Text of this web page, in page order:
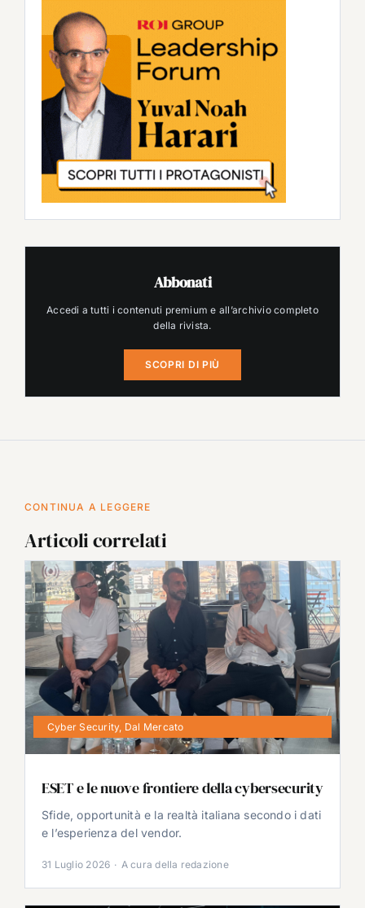
Abbonati
Accedi a tutti i contenuti premium e all’archivio completo
della rivista.
SCOPRI DI PIÙ
CONTINUA A LEGGERE
Articoli correlati
Cyber Security, Dal Mercato
ESET e le nuove frontiere della cybersecurity
Sfide, opportunità e la realtà italiana secondo i dati
e l’esperienza del vendor.
31 Luglio 2026 · A cura della redazione